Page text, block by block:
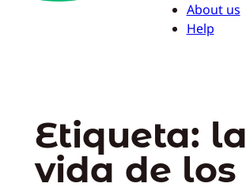
About us
Help
Etiqueta: la
vida de los